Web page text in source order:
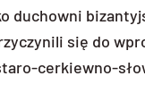
duchowni
się do
cerkiewno-